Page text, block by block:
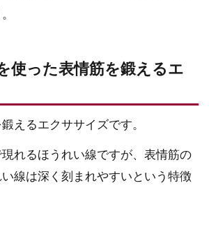
使った表情筋を鍛えるエ
えるエクササイズです。
れるほうれい線ですが、表情筋の
線は深く刻まれやすいという特徴